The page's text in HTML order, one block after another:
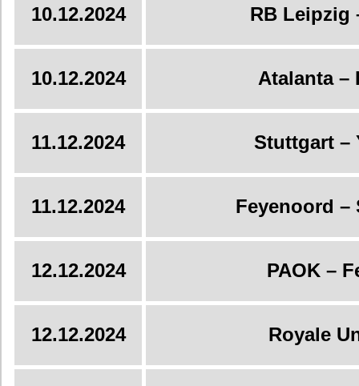
10.12.2024 RB Leipzig
10.12.2024 Atalanta –
11.12.2024 Stuttgart –
11.12.2024 Feyenoord –
12.12.2024 PAOK –
12.12.2024 Royale